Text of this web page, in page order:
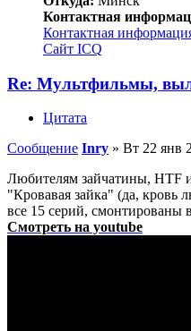
Контактная
Контактная
Сайт ICQ
Re: Мультфильмы,
Цитата
Сообщение Inry » Вт 22 янв
Любителям зайчатины, HTF
"Кровавая зайка" (да, кровь
все 15 серий, смонтированы
Смотреть на youtube